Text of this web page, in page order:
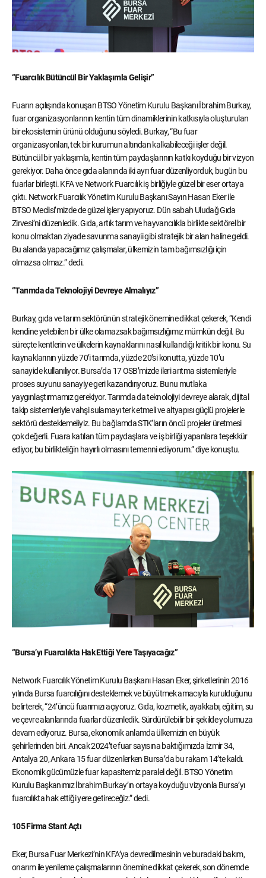
“Fuarcılık Bütüncül Bir Yaklaşımla Gelişir”
Fuarın açılışında konuşan BTSO Yönetim Kurulu Başkanı İbrahim Burkay,
fuar organizasyonlarının kentin tüm dinamiklerinin katkısıyla oluşturulan
bir ekosistemin ürünü olduğunu söyledi. Burkay, “Bu fuar
organizasyonları, tek bir kurumun altından kalkabileceği işler değil.
Bütüncül bir yaklaşımla, kentin tüm paydaşlarının katkı koyduğu bir vizyon
gerekiyor. Daha önce gıda alanında iki ayrı fuar düzenliyorduk, bugün bu
fuarlar birleşti. KFA ve Network Fuarcılık iş birliğiyle güzel bir eser ortaya
çıktı. Network Fuarcılık Yönetim Kurulu Başkanı Sayın Hasan Eker ile
BTSO Meclisi’mizde de güzel işler yapıyoruz. Dün sabah Uludağ Gıda
Zirvesi’ni düzenledik. Gıda, artık tarım ve hayvancılıkla birlikte sektörel bir
konu olmaktan ziyade savunma sanayii gibi stratejik bir alan haline geldi.
Bu alanda yapacağımız çalışmalar, ülkemizin tam bağımsızlığı için
olmazsa olmaz.” dedi.
“Tarımda da Teknolojiyi Devreye Almalıyız”
Burkay, gıda ve tarım sektörünün stratejik önemine dikkat çekerek, “Kendi
kendine yetebilen bir ülke olamazsak bağımsızlığımız mümkün değil. Bu
süreçte kentlerin ve ülkelerin kaynaklarını nasıl kullandığı kritik bir konu. Su
kaynaklarının yüzde 70’i tarımda, yüzde 20’si konutta, yüzde 10’u
sanayide kullanılıyor. Bursa’da 17 OSB’mizde ileri arıtma sistemleriyle
proses suyunu sanayiye geri kazandırıyoruz. Bunu mutlaka
yaygınlaştırmamız gerekiyor. Tarımda da teknolojiyi devreye alarak, dijital
takip sistemleriyle vahşi sulamayı terk etmeli ve altyapısı güçlü projelerle
sektörü desteklemeliyiz. Bu bağlamda STK’ların öncü projeler üretmesi
çok değerli. Fuara katılan tüm paydaşlara ve iş birliği yapanlara teşekkür
ediyor, bu birlikteliğin hayırlı olmasını temenni ediyorum.” diye konuştu.
“Bursa’yı Fuarcılıkta Hak Ettiği Yere Taşıyacağız”
Network Fuarcılık Yönetim Kurulu Başkanı Hasan Eker, şirketlerinin 2016
yılında Bursa fuarcılığını desteklemek ve büyütmek amacıyla kurulduğunu
belirterek, “24’üncü fuarımızı açıyoruz. Gıda, kozmetik, ayakkabı, eğitim, su
ve çevre alanlarında fuarlar düzenledik. Sürdürülebilir bir şekilde yolumuza
devam ediyoruz. Bursa, ekonomik anlamda ülkemizin en büyük
şehirlerinden biri. Ancak 2024’te fuar sayısına baktığımızda İzmir 34,
Antalya 20, Ankara 15 fuar düzenlerken Bursa’da bu rakam 14’te kaldı.
Ekonomik gücümüzle fuar kapasitemiz paralel değil. BTSO Yönetim
Kurulu Başkanımız İbrahim Burkay’ın ortaya koyduğu vizyonla Bursa’yı
fuarcılıkta hak ettiği yere getireceğiz.” dedi.
105 Firma Stant Açtı
Eker, Bursa Fuar Merkezi’nin KFA’ya devredilmesinin ve buradaki bakım,
onarım ile yenileme çalışmalarının önemine dikkat çekerek, son dönemde